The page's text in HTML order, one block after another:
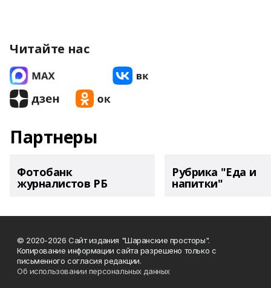
Читайте нас
Партнеры
Фотобанк
журналистов РБ
Рубрика "Еда и
напитки"
© 2020-2026 Сайт издания "Шаранские просторы".
Копирование информации сайта разрешено только с
письменного согласия редакции.
Об использовании персональных данных